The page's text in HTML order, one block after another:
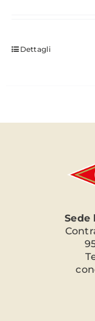
Dettagli
Sede